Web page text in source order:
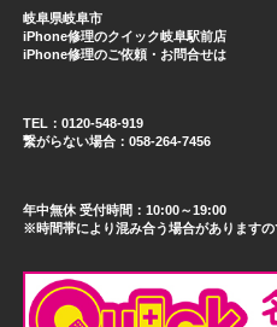
岐阜県岐阜市
iPhone修理のクイック岐阜駅前店
iPhone修理のご依頼・お問合せは
TEL：0120-548-919
繋がらない場合：058-264-7456
年中無休 受付時間：10:00～19:00
※時間帯により混み合う場合がありますの